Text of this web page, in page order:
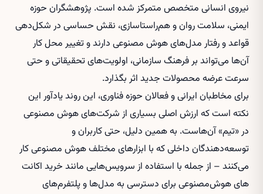
نیروی انسانی متخصص متمرکز شده است. پژوهشگران حوزه
ایمنی، سلامت روان و هم‌راستاسازی، نقش حساسی در شکل‌دهی
قواعد و رفتار مدل‌های هوش مصنوعی دارند و تغییر محل کار
آن‌ها می‌تواند بر فرهنگ سازمانی، اولویت‌های تحقیقاتی و حتی
سرعت عرضه محصولات جدید اثر بگذارد.
برای مخاطبان ایرانی و فعالان حوزه فناوری، این روند یادآور این
نکته است که ارزش اصلی بسیاری از شرکت‌های هوش مصنوعی
در «تیم» آن‌هاست. به همین دلیل، حتی کاربران و
توسعه‌دهندگان داخلی که با ابزارهای مختلف هوش مصنوعی کار
می‌کنند – از جمله با استفاده از سرویس‌هایی مانند خرید اکانت
های هوش‌مصنوعی برای دسترسی به مدل‌ها و پلتفرم‌های